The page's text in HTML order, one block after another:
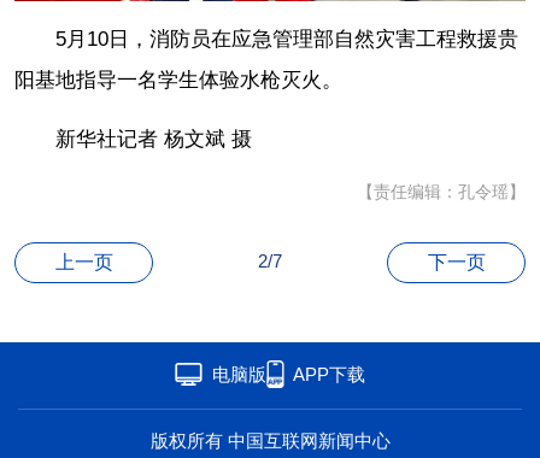
5月10日，消防员在应急管理部自然灾害工程救援贵
阳基地指导一名学生体验水枪灭火。
新华社记者 杨文斌 摄
【责任编辑：孔令瑶】
上一页 2/7 下一页
电脑版 APP下载
版权所有 中国互联网新闻中心